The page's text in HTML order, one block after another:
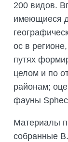
200 видов.
имеющиеся
ос в
путях
целом и по
районам;
фауны
Материалы
собранные